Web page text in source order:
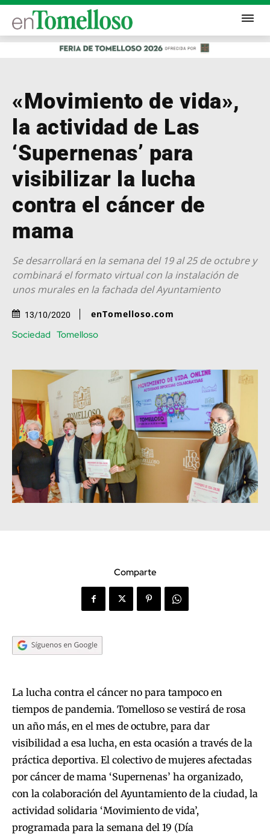
«Movimiento de vida»,
la actividad de Las
‘Supernenas’ para
visibilizar la lucha
contra el cáncer de
mama
Se desarrollará en la semana del 19 al 25 de octubre y
combinará el formato virtual con la instalación de
unos murales en la fachada del Ayuntamiento
13/10/2020 enTomelloso.com
Sociedad Tomelloso
Comparte
La lucha contra el cáncer no para tampoco en
tiempos de pandemia. Tomelloso se vestirá de rosa
un año más, en el mes de octubre, para dar
visibilidad a esa lucha, en esta ocasión a través de la
práctica deportiva. El colectivo de mujeres afectadas
por cáncer de mama ‘Supernenas’ ha organizado,
con la colaboración del Ayuntamiento de la ciudad, la
actividad solidaria ‘Movimiento de vida’,
programada para la semana del 19 (Día